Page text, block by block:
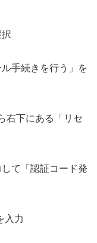
手続きを行う」を
右下にある「リセ
て「認証コード発
入力